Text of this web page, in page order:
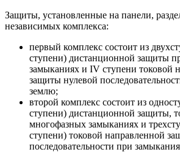
Защиты, установленные на панели,
независимых комплекса:
первый комплекс состоит из
ступени) дистанционной защиты
замыканиях и IV ступени токовой
защиты нулевой
землю;
второй комплекс состоит из
ступени) дистанционной защиты,
многофазных замыканиях и
ступени) токовой направленной
последовательности при